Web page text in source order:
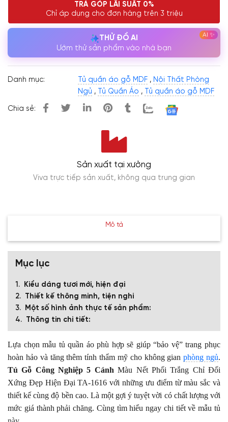
TRẢ GÓP LÃI SUẤT 0%
Chỉ áp dụng cho đơn hàng trên 3 triệu
THỬ ĐỒ AI
Ướm thử sản phẩm vào nhà bạn
Danh mục: Tủ quần áo gỗ MDF , Nội Thất Phòng
Ngủ , Tủ Quần Áo , Tủ quần áo gỗ MDF
Chia sẻ:
Sản xuất tại xưởng
Viva trực tiếp sản xuất, không qua trung gian
Mô tả
Mục lục
Kiểu dáng tươi mới, hiện đại
Thiết kế thông minh, tiện nghi
Một số hình ảnh thực tế sản phẩm:
Thông tin chi tiết:
Lựa chọn mẫu tủ quần áo phù hợp sẽ giúp “bảo vệ” trang phục
hoàn hảo và tăng thêm tính thẩm mỹ cho không gianphòng ngủ.
Tủ Gỗ Công Nghiệp 5 CánhMàu Nết Phối Trắng Chỉ Đối
Xứng Đẹp Hiện Đại TA-1616 với những ưu điểm từ màu sắc và
thiết kế cùng độ bền cao. Là một gợi ý tuyệt vời có chất lượng với
mức giá thành phải chăng. Cùng tìm hiểu ngay chi tiết về mẫu tủ